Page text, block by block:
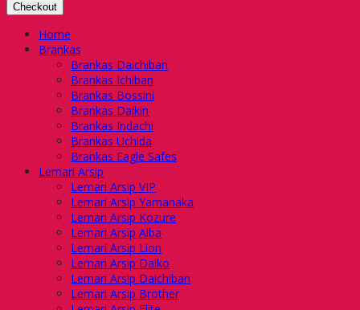
Checkout
Home
Brankas
Brankas Daichiban
Brankas Ichiban
Brankas Bossini
Brankas Daikin
Brankas Indachi
Brankas Uchida
Brankas Eagle Safes
Lemari Arsip
Lemari Arsip VIP
Lemari Arsip Yamanaka
Lemari Arsip Kozure
Lemari Arsip Alba
Lemari Arsip Lion
Lemari Arsip Daiko
Lemari Arsip Daichiban
Lemari Arsip Brother